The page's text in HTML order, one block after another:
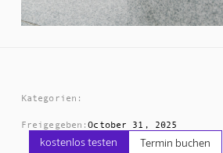
Kategorien:
Freigegeben:October 31, 2025
kostenlos testen Termin buchen